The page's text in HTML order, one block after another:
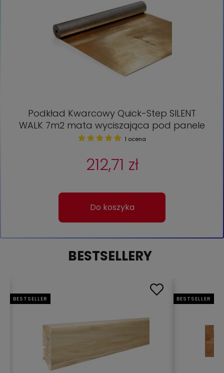
Podkład Kwarcowy Quick-Step SILENT
WALK 7m2 mata wyciszająca pod panele
1 ocena
212,71 zł
Do koszyka
BESTSELLERY
BESTSELLER BESTSELLER